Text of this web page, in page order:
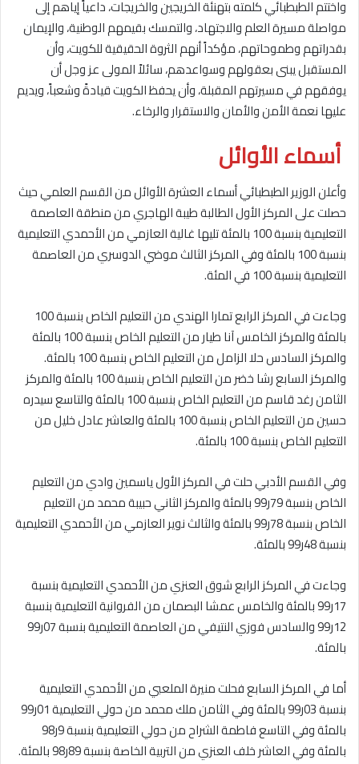
واختتم الطبطبائي كلمته بتهنئة الخريجين والخريجات، داعياً إياهم إلى
مواصلة مسيرة العلم والاجتهاد، والتمسك بقيمهم الوطنية، والإيمان
بقدراتهم وطموحاتهم، مؤكداً أنهم الثروة الحقيقية للكويت، وأن
المستقبل يبنى بعقولهم وسواعدهم، سائلاً المولى عز وجل أن
يوفقهم في مسيرتهم المقبلة، وأن يحفظ الكويت قيادةً وشعباً، ويديم
عليها نعمة الأمن والأمان والاستقرار والرخاء.
أسماء الأوائل
وأعلن الوزير الطبطبائي أسماء العشرة الأوائل من القسم العلمي حيث
حصلت على المركز الأول الطالبة طيبة الهاجري من منطقة العاصمة
التعليمية بنسبة 100 بالمئة تليها غالية العازمي من الأحمدي التعليمية
بنسبة 100 بالمئة وفي المركز الثالث موضي الدوسري من العاصمة
التعليمية بنسبة 100 في المئة.
وجاءت في المركز الرابع تمارا الهندي من التعليم الخاص بنسبة 100
بالمئة والمركز الخامس آنا طيار من التعليم الخاص بنسبة 100 بالمئة
والمركز السادس حلا الزامل من التعليم الخاص بنسبة 100 بالمئة.
والمركز السابع رشا خضر من التعليم الخاص بنسبة 100 بالمئة والمركز
الثامن رغد قاسم من التعليم الخاص بنسبة 100 بالمئة والتاسع سيدره
حسين من التعليم الخاص بنسبة 100 بالمئة والعاشر عادل خليل من
التعليم الخاص بنسبة 100 بالمئة.
وفي القسم الأدبي حلت في المركز الأول ياسمين وادي من التعليم
الخاص بنسبة 79ر99 بالمئة والمركز الثاني حبيبة محمد من التعليم
الخاص بنسبة 78ر99 بالمئة والثالث نوير العازمي من الأحمدي التعليمية
بنسبة 48ر99 بالمئة.
وجاءت في المركز الرابع شوق العنزي من الأحمدي التعليمية بنسبة
17ر99 بالمئة والخامس عمشا البصمان من الفروانية التعليمية بنسبة
12ر99 والسادس فوزي النتيفي من العاصمة التعليمية بنسبة 07ر99
بالمئة.
أما في المركز السابع فحلت منيرة الملعبي من الأحمدي التعليمية
بنسبة 03ر99 بالمئة وفي الثامن ملك محمد من حولي التعليمية 01ر99
بالمئة وفي التاسع فاطمة الشراح من حولي التعليمية بنسبة 9ر98
بالمئة وفي العاشر خلف العنزي من التربية الخاصة بنسبة 89ر98 بالمئة.